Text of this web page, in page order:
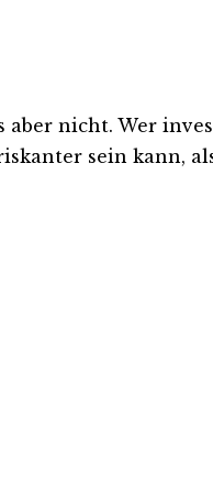
nicht. Wer
sein kann,